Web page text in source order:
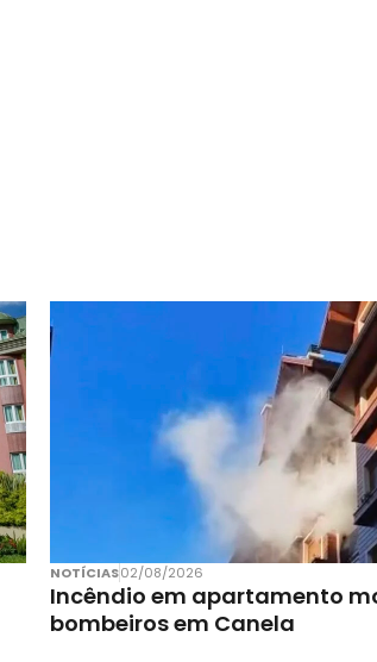
NOTÍCIAS02/08/2026
Incêndio em apartamento
bombeiros em Canela